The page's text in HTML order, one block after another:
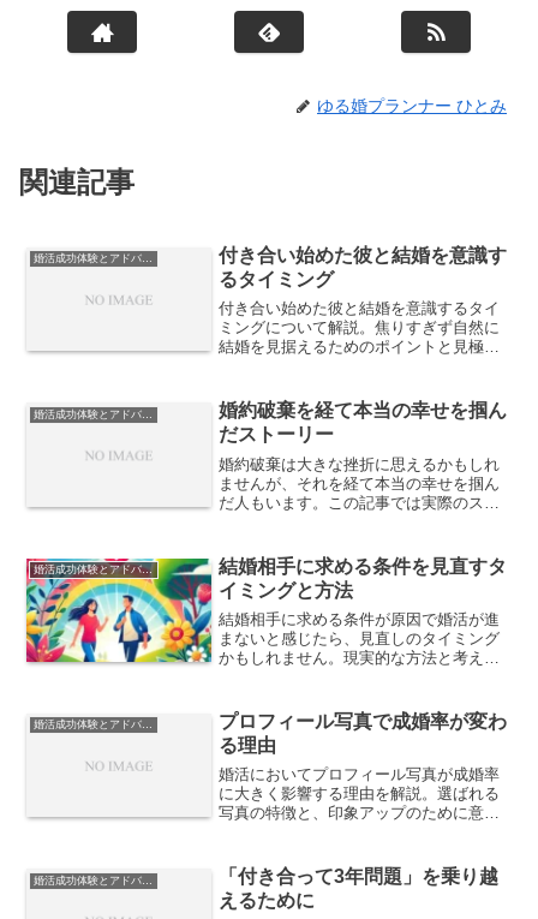
ゆる婚プランナー ひとみ
関連記事
婚活成功体験とアドバイス
付き合い始めた彼と結婚を意識す
るタイミング
付き合い始めた彼と結婚を意識するタイ
ミングについて解説。焦りすぎず自然に
結婚を見据えるためのポイントと見極め
婚約破棄を経て本当の幸せを掴ん
だストーリー
婚約破棄は大きな挫折に思えるかもしれ
ませんが、それを経て本当の幸せを掴ん
だ人もいます。この記事では実際のスト
婚活成功体験とアドバイス
結婚相手に求める条件を見直すタ
イミングと方法
結婚相手に求める条件が原因で婚活が進
まないと感じたら、見直しのタイミング
かもしれません。現実的な方法と考え方
婚活成功体験とアドバイス
プロフィール写真で成婚率が変わ
る理由
婚活においてプロフィール写真が成婚率
に大きく影響する理由を解説。選ばれる
写真の特徴と、印象アップのために意識
「付き合って3年問題」を乗り越
えるために